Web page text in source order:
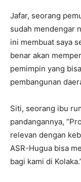
Jafar, seorang
sudah mendengar
ini membuat saya
benar akan
pemimpin yang
pembangunan
Siti, seorang ibu
pandangannya,
relevan dengan
ASR-Hugua bisa
bagi kami di